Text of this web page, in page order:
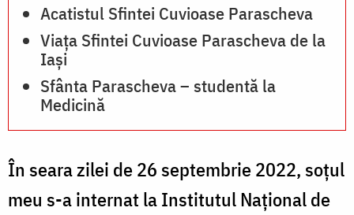
Acatistul Sfintei Cuvioase Parascheva
Viața Sfintei Cuvioase Parascheva de la
Iași
Sfânta Parascheva – studentă la
Medicină
În seara zilei de 26 septembrie 2022, soțul
meu s-a internat la Institutul Național de